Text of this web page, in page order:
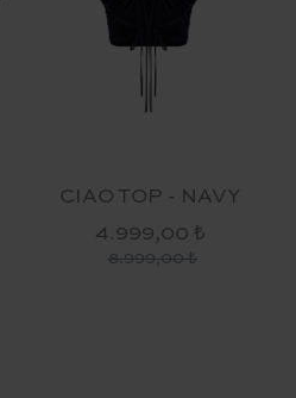
CIAO TOP - NAVY
4.999,00 ₺
8.999,00 ₺